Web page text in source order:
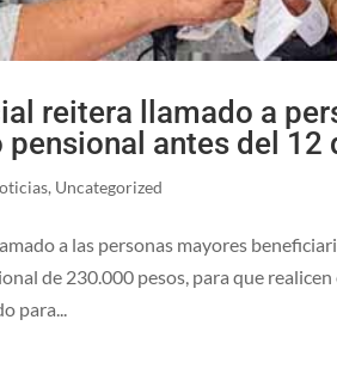
reitera llamado a
antes del 12
, Uncategorized
a las personas mayores
de 230.000 pesos, para que
para...